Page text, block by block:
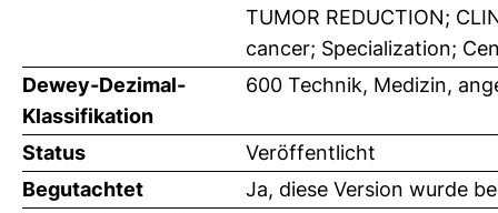
TUMOR REDUCTION;
cancer; Specialization;
Dewey-Dezimal-
Klassifikation
600 Technik, Medizin,
Status
Veröffentlicht
Begutachtet
Ja, diese Version wurde